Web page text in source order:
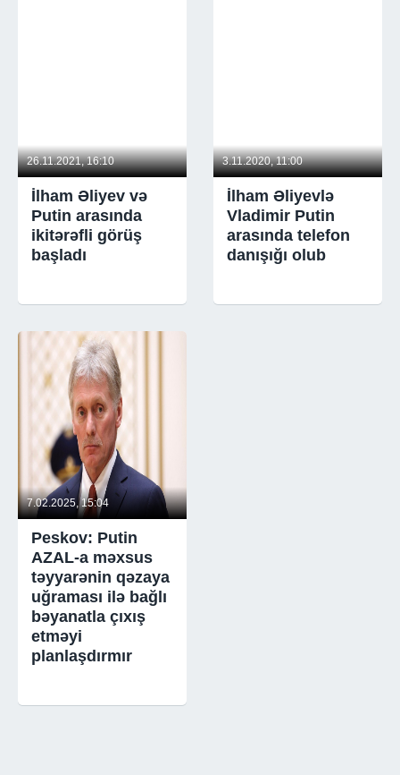
26.11.2021, 16:10
İlham Əliyev və
Putin arasında
ikitərəfli görüş
başladı
3.11.2020, 11:00
İlham Əliyevlə
Vladimir Putin
arasında telefon
danışığı olub
7.02.2025, 15:04
Peskov: Putin
AZAL-a məxsus
təyyarənin qəzaya
uğraması ilə bağlı
bəyanatla çıxış
etməyi
planlaşdırmır